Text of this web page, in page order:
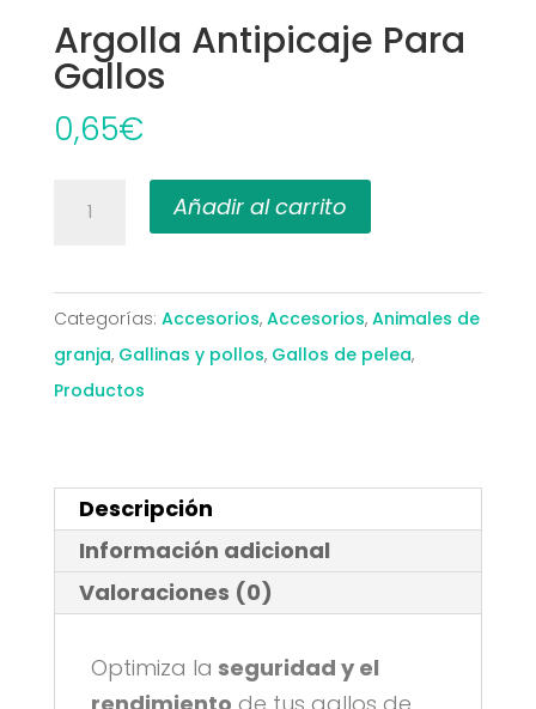
Argolla Antipicaje Para
Gallos
0,65€
Antipicaje
cantidad
Añadir al carrito
Categorías: Accesorios, Accesorios, Animales de
granja, Gallinas y pollos, Gallos de pelea,
Productos
Descripción
Información adicional
Valoraciones (0)
Optimiza la seguridad y el